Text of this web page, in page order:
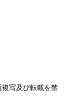
写及び転載を禁